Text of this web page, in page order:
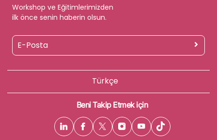
Workshop ve Eğitimlerimizden
ilk önce senin haberin olsun.
Türkçe
Beni Takip Etmek için